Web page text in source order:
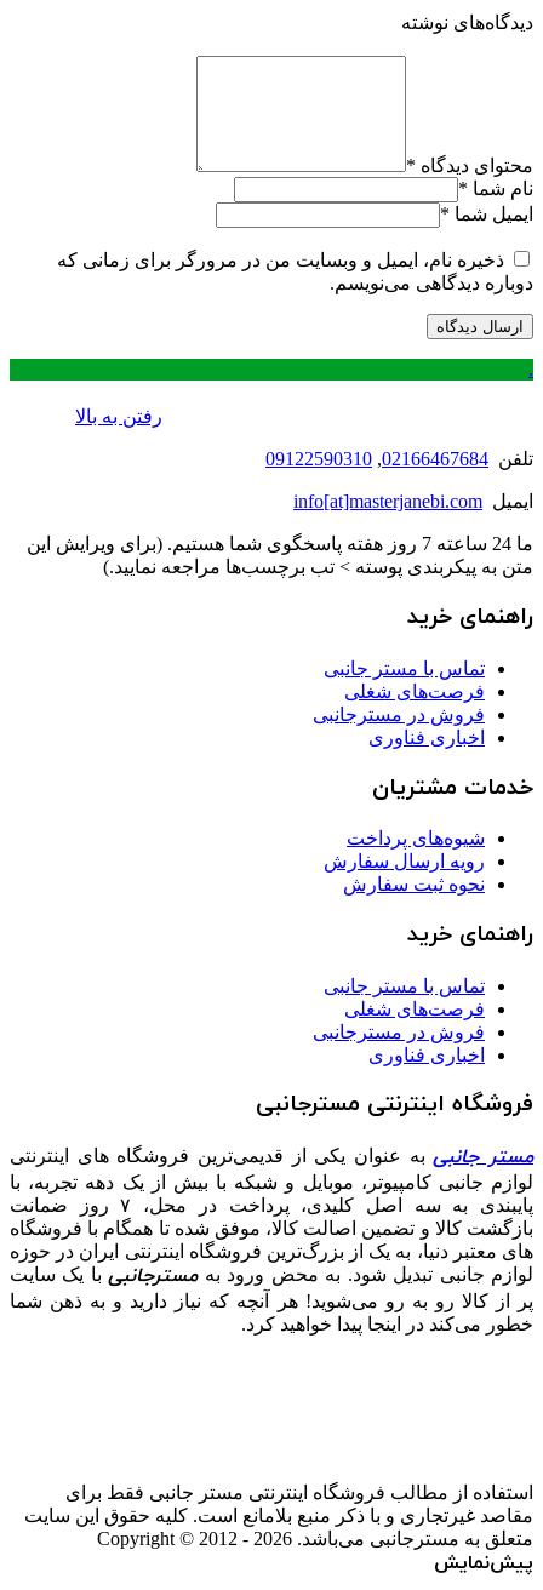
دیدگاه‌های نوشته
محتوای دیدگاه *
نام شما *
ایمیل شما *
ذخیره نام، ایمیل و وبسایت من در مرورگر برای زمانی که
دوباره دیدگاهی می‌نویسم.
.
رفتن به بالا
تلفن 02166467684
,
09122590310
ایمیل info[at]masterjanebi.com
ما 24 ساعته 7 روز هفته پاسخگوی شما هستیم. (برای ویرایش این
متن به پیکربندی پوسته > تب برچسب‌ها مراجعه نمایید.)
راهنمای خرید
تماس با مستر جانبی
فرصت‌های شغلی
فروش در مسترجانبی
اخباری فناوری
خدمات مشتریان
شیوه‌های پرداخت
رویه ارسال سفارش
نحوه ثبت سفارش
راهنمای خرید
تماس با مستر جانبی
فرصت‌های شغلی
فروش در مسترجانبی
اخباری فناوری
فروشگاه اینترنتی مسترجانبی
مستر جانبی به عنوان یکی از قدیمی‌ترین فروشگاه های اینترنتی
لوازم جانبی کامپیوتر، موبایل و شبکه با بیش از یک دهه تجربه، با
پایبندی به سه اصل کلیدی، پرداخت در محل، ۷ روز ضمانت
بازگشت کالا و تضمین اصالت کالا، موفق شده تا همگام با فروشگاه‌
های معتبر دنیا، به یک از بزرگ‌ترین فروشگاه اینترنتی ایران در حوزه
لوازم جانبی تبدیل شود. به محض ورود بهمسترجانبی با یک سایت
پر از کالا رو به رو می‌شوید! هر آنچه که نیاز دارید و به ذهن شما
خطور می‌کند در اینجا پیدا خواهید کرد.
استفاده از مطالب فروشگاه اینترنتی مستر جانبی فقط برای
مقاصد غیرتجاری و با ذکر منبع بلامانع است. کلیه حقوق این سایت
متعلق به مسترجانبی می‌باشد. Copyright © 2012 - 2026
پیش‌نمایش